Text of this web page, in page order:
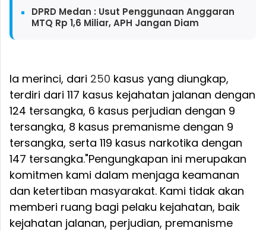
DPRD Medan : Usut Penggunaan Anggaran
MTQ Rp 1,6 Miliar, APH Jangan Diam
Ia merinci, dari 250 kasus yang diungkap,
terdiri dari 117 kasus kejahatan jalanan dengan
124 tersangka, 6 kasus perjudian dengan 9
tersangka, 8 kasus premanisme dengan 9
tersangka, serta 119 kasus narkotika dengan
147 tersangka."Pengungkapan ini merupakan
komitmen kami dalam menjaga keamanan
dan ketertiban masyarakat. Kami tidak akan
memberi ruang bagi pelaku kejahatan, baik
kejahatan jalanan, perjudian, premanisme